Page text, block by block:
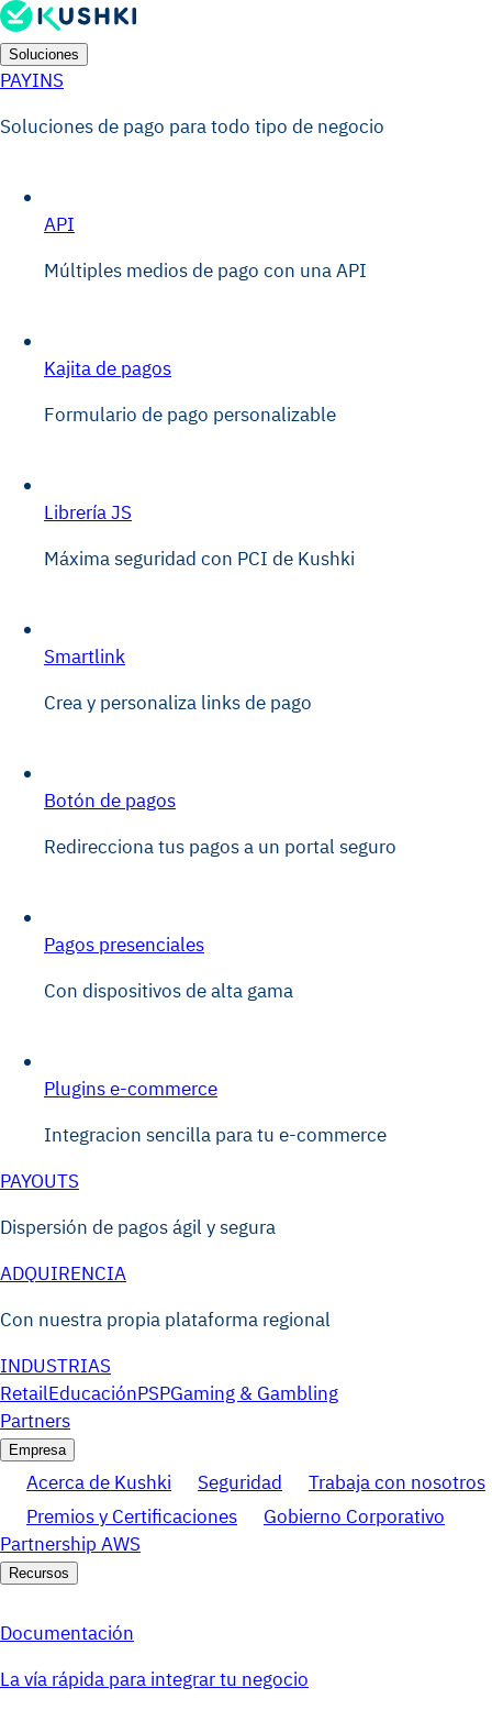
Soluciones
PAYINS
Soluciones de pago para todo tipo de negocio
API
Múltiples medios de pago con una API
Kajita de pagos
Formulario de pago personalizable
Librería JS
Máxima seguridad con PCI de Kushki
Smartlink
Crea y personaliza links de pago
Botón de pagos
Redirecciona tus pagos a un portal seguro
Pagos presenciales
Con dispositivos de alta gama
Plugins e-commerce
Integracion sencilla para tu e-commerce
PAYOUTS
Dispersión de pagos ágil y segura
ADQUIRENCIA
Con nuestra propia plataforma regional
INDUSTRIAS
RetailEducaciónPSPGaming & Gambling
Partners
Empresa
Acerca de Kushki Seguridad
Trabaja con nosotros
Premios y Certificaciones
Gobierno Corporativo
Partnership AWS
Recursos
Documentación
La vía rápida para integrar tu negocio